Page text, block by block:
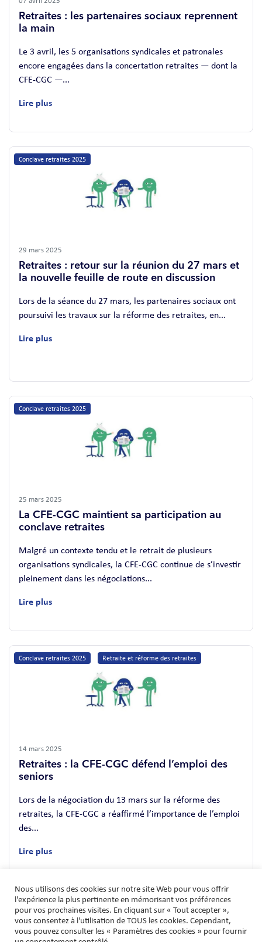
Retraites : les partenaires sociaux reprennent
la main
Le 3 avril, les 5 organisations syndicales et patronales
encore engagées dans la concertation retraites — dont la
CFE-CGC —...
Lire plus
Conclave retraites 2025
29 mars 2025
Retraites : retour sur la réunion du 27 mars et
la nouvelle feuille de route en discussion
Lors de la séance du 27 mars, les partenaires sociaux ont
poursuivi les travaux sur la réforme des retraites, en...
Lire plus
Conclave retraites 2025
25 mars 2025
La CFE-CGC maintient sa participation au
conclave retraites
Malgré un contexte tendu et le retrait de plusieurs
organisations syndicales, la CFE-CGC continue de s’investir
pleinement dans les négociations...
Lire plus
Conclave retraites 2025 Retraite et réforme des retraites
14 mars 2025
Retraites : la CFE-CGC défend l’emploi des
seniors
Lors de la négociation du 13 mars sur la réforme des
retraites, la CFE-CGC a réaffirmé l’importance de l’emploi
des...
Lire plus
Pagination des publications
1 2 Suivante >
Nous utilisons des cookies sur notre site Web pour vous offrir
l'expérience la plus pertinente en mémorisant vos préférences
pour vos prochaines visites. En cliquant sur « Tout accepter »,
vous consentez à l'utilisation de TOUS les cookies. Cependant,
vous pouvez consulter les « Paramètres des cookies » pour fournir